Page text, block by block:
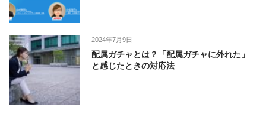
2024年7月9日
配属ガチャとは？「配属ガチャに外れた」
と感じたときの対応法